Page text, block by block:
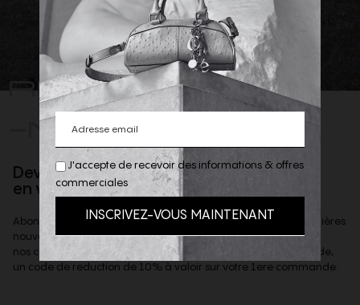
REJOIGNEZ
-NOUS
Devenez client privilège
en vous inscrivant à la newsletter
Abonnez-vous à notre newsletter afin d'être informé des dernières
nouveautés de la boutique,
nos coups de coeur et offres privilèges & recevoir, sur demande,
un code de reduction de 10% à valoir sur votre 1ere commande.
J'accepte de recevoir des informations & offres
commerciales